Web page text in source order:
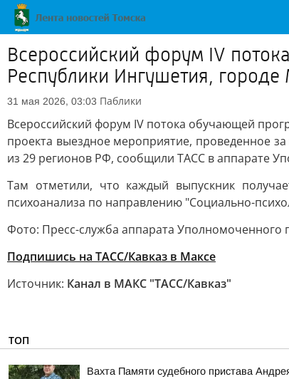
Всероссийский форум IV
Республики Ингушетия, городе
31 мая 2026, 03:03 Паблики
Всероссийский форум IV потока обучающей
проекта выездное мероприятие, проведенное
из 29 регионов РФ, сообщили ТАСС в аппарате
Там отметили, что каждый выпускник
психоанализа по направлению "Социально-
Фото: Пресс-служба аппарата Уполномоченного
Подпишись на ТАСС/Кавказ в Максе
Источник: Канал в МАКС "ТАСС/Кавказ"
ТОП
Вахта Памяти судебного пристава